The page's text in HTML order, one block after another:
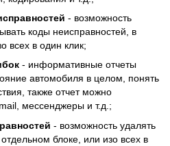
- возможность
коды неисправностей, в
всех в один клик;
- информативные отчеты
автомобиля в целом, понять
также отчет можно
мессенджеры и т.д.;
- возможность удалять
блоке, или изо всех в